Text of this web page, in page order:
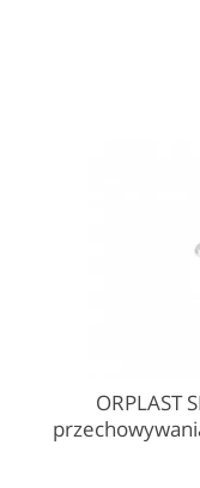
ORPLAST